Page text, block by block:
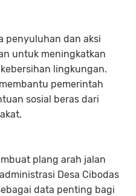
penyuluhan dan aksi
untuk meningkatkan
lingkungan.
pemerintah
sosial beras dari
plang arah jalan
Desa Cibodas
data penting bagi